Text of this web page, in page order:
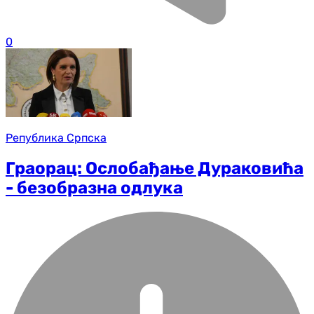
0
Република Српска
Граорац: Ослобађање Дураковића
- безобразна одлука